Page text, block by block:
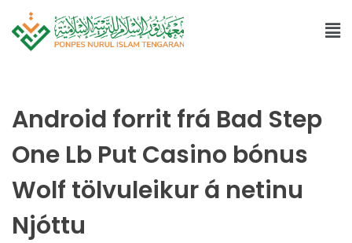
Android forrit frá Bad Step
One Lb Put Casino bónus
Wolf tölvuleikur á netinu
Njóttu